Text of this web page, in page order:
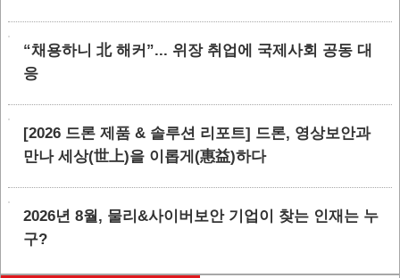
“채용하니 北 해커”... 위장 취업에 국제사회 공동 대
응
[2026 드론 제품 & 솔루션 리포트] 드론, 영상보안과
만나 세상(世上)을 이롭게(惠益)하다
2026년 8월, 물리&사이버보안 기업이 찾는 인재는 누
구?